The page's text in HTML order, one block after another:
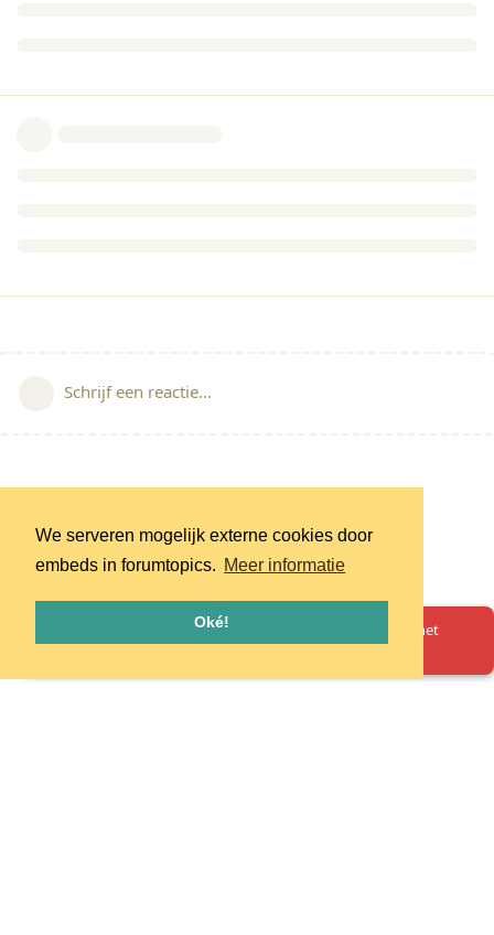
We serveren mogelijk externe cookies door
embeds in forumtopics. Meer informatie
Oké!
Schrijf een reactie...
Oeps! Er is iets misgegaan. Herlaad de pagina en probeer het
opnieuw.